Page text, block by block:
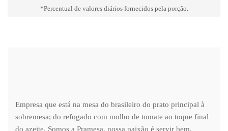
*Percentual de valores diários fornecidos pela porção.
Empresa que está na mesa do brasileiro do prato principal à
sobremesa; do refogado com molho de tomate ao toque final
do azeite. Somos a Pramesa, nossa paixão é servir bem.